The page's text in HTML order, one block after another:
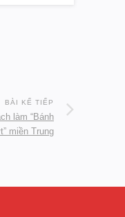
BÀI KẾ TIẾP
làm “Bánh
miền Trung